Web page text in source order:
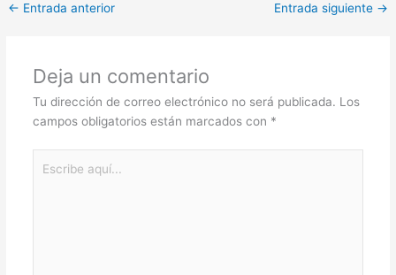
← Entrada anterior Entrada siguiente →
Deja un comentario
Tu dirección de correo electrónico no será publicada. Los
campos obligatorios están marcados con *
aquí...